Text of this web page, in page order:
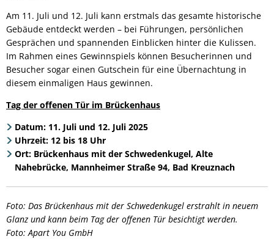
Am 11. Juli und 12. Juli kann erstmals das gesamte historische
Gebäude entdeckt werden – bei Führungen, persönlichen
Gesprächen und spannenden Einblicken hinter die Kulissen.
Im Rahmen eines Gewinnspiels können Besucherinnen und
Besucher sogar einen Gutschein für eine Übernachtung in
diesem einmaligen Haus gewinnen.
Tag der offenen Tür im Brückenhaus
Datum: 11. Juli und 12. Juli 2025
Uhrzeit: 12 bis 18 Uhr
Ort: Brückenhaus mit der Schwedenkugel, Alte
Nahebrücke, Mannheimer Straße 94, Bad Kreuznach
Foto: Das Brückenhaus mit der Schwedenkugel erstrahlt in neuem
Glanz und kann beim Tag der offenen Tür besichtigt werden.
Foto: Apart You GmbH